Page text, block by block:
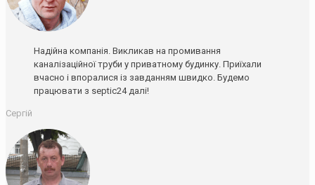
Надійна компанія. Викликав на промивання
каналізаційної труби у приватному будинку. Приїхали
вчасно і впоралися із завданням швидко. Будемо
працювати з septic24 далі!
Сергій